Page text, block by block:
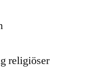
religiöser